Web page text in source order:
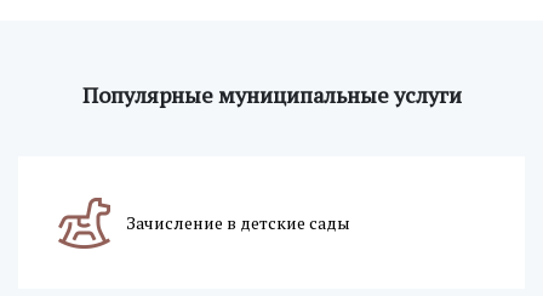
Популярные муниципальные услуги
Зачисление в детские сады